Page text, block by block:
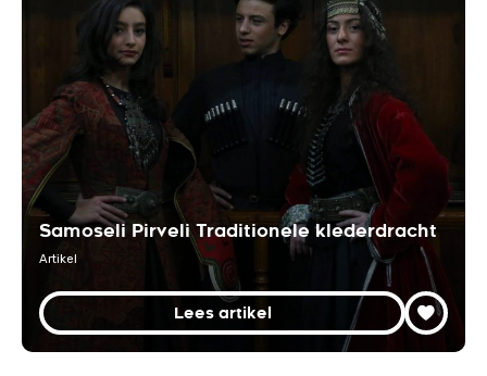
Samoseli Pirveli Traditionele klederdracht
Artikel
Lees artikel